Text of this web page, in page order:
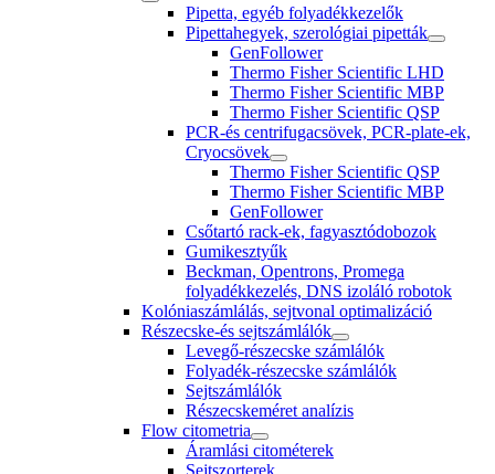
Pipetta, egyéb folyadékkezelők
Pipettahegyek, szerológiai pipetták
GenFollower
Thermo Fisher Scientific LHD
Thermo Fisher Scientific MBP
Thermo Fisher Scientific QSP
PCR-és centrifugacsövek, PCR-plate-ek,
Cryocsövek
Thermo Fisher Scientific QSP
Thermo Fisher Scientific MBP
GenFollower
Csőtartó rack-ek, fagyasztódobozok
Gumikesztyűk
Beckman, Opentrons, Promega
folyadékkezelés, DNS izoláló robotok
Kolóniaszámlálás, sejtvonal optimalizáció
Részecske-és sejtszámlálók
Levegő-részecske számlálók
Folyadék-részecske számlálók
Sejtszámlálók
Részecskeméret analízis
Flow citometria
Áramlási citométerek
Sejtszorterek